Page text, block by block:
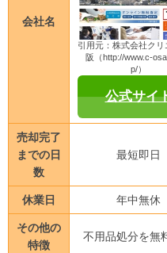
会社名
引用元：株式会社クリ
阪（http://www.c-
p/）
公式サイ
売却完了
までの日
数
最短即日
休業日 年中無休
その他の
特徴
不用品処分を無